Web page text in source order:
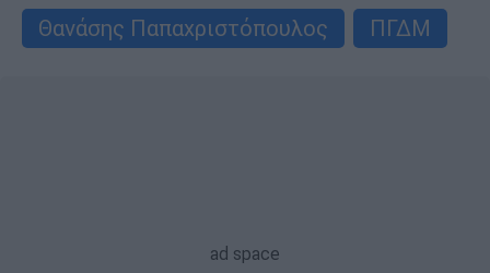
Θανάσης Παπαχριστόπουλος
ΠΓΔΜ